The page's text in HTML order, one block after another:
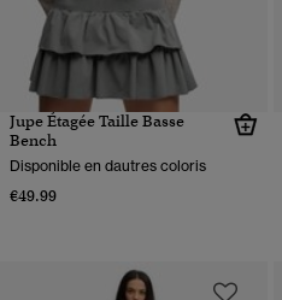
Jupe Étagée Taille Basse
Bench
Disponible en dautres coloris
€49.99